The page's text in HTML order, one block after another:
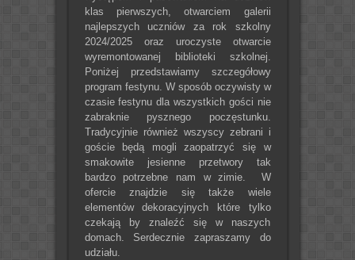
klas pierwszych, otwarciem galerii
najlepszych uczniów za rok szkolny
2024/2025 oraz uroczyste otwarcie
wyremontowanej biblioteki szkolnej.
Poniżej przedstawiamy szczegółowy
program festynu. W sposób oczywisty w
czasie festynu dla wszystkich gości nie
zabraknie pysznego poczęstunku.
Tradycyjnie również wszyscy zebrani i
goście będą mogli zaopatrzyć się w
smakowite jesienne przetwory tak
bardzo potrzebne nam w zimie. W
ofercie znajdzie się także wiele
elementów dekoracyjnych które tylko
czekają by znaleźć się w naszych
domach. Serdecznie zapraszamy do
udziału.